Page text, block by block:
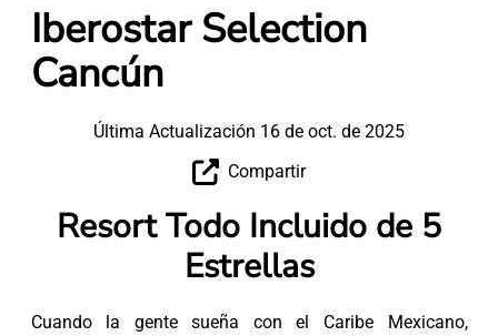
Iberostar Selection
Cancún
Última Actualización 16 de oct. de 2025
Compartir
Resort Todo Incluido de 5
Estrellas
Cuando la gente sueña con el Caribe Mexicano,